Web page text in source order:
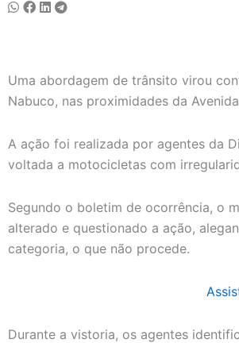
Uma abordagem de trânsito virou
Nabuco, nas proximidades da
A ação foi realizada por agentes da
voltada a motocicletas com
Segundo o boletim de ocorrência, o
alterado e questionado a ação,
categoria, o que não procede.
Durante a vistoria, os agentes